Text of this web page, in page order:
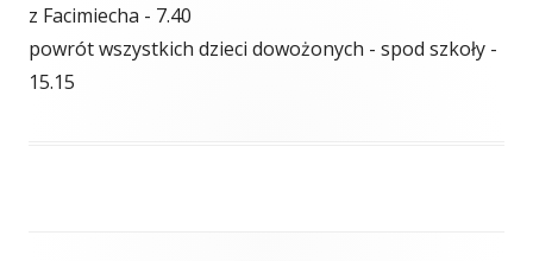
z Facimiecha - 7.40
powrót wszystkich dzieci dowożonych - spod szkoły -
15.15